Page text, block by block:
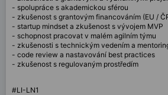
- spolupráce s akademickou sférou
- zkušenost s grantovým financováním (EU /
- startup mindset a zkušenost s vývojem MVP
- schopnost pracovat v malém agilním týmu
- zkušenosti s technickým vedením a
- code review a nastavování best practices
- zkušenost s regulovaným prostředím
#LI-LN1